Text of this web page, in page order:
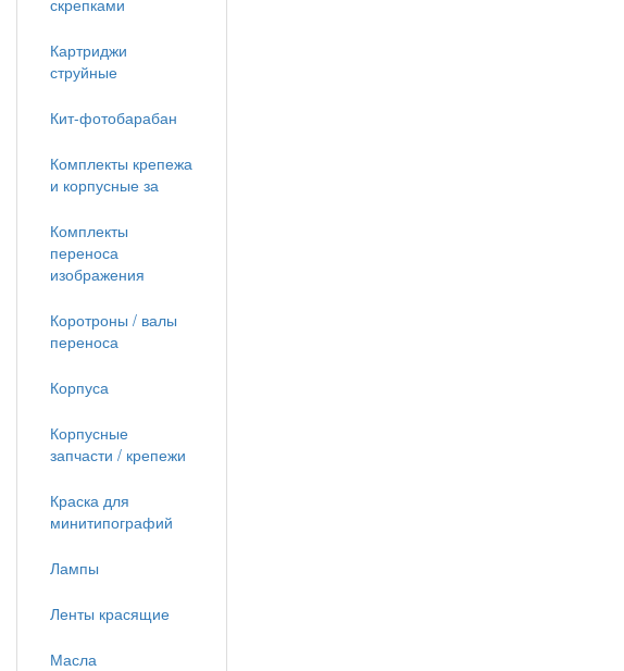
скрепками
Картриджи
струйные
Кит-фотобарабан
Комплекты крепежа
и корпусные за
Комплекты
переноса
изображения
Коротроны / валы
переноса
Корпуса
Корпусные
запчасти / крепежи
Краска для
минитипографий
Лампы
Ленты красящие
Масла